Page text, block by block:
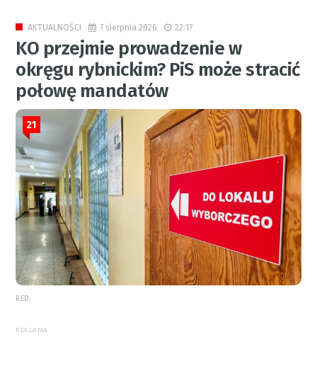
AKTUALNOŚCI 7 sierpnia 2026 22:17
KO przejmie prowadzenie w
okręgu rybnickim? PiS może stracić
połowę mandatów
21
RED.
REKLAMA